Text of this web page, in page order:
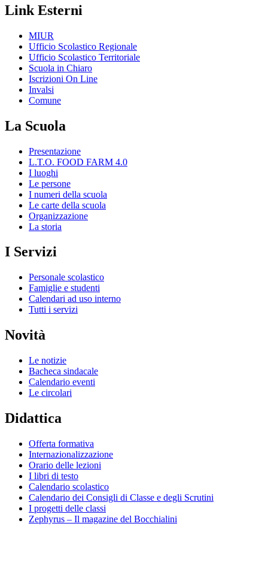
Link Esterni
MIUR
Ufficio Scolastico Regionale
Ufficio Scolastico Territoriale
Scuola in Chiaro
Iscrizioni On Line
Invalsi
Comune
La Scuola
Presentazione
L.T.O. FOOD FARM 4.0
I luoghi
Le persone
I numeri della scuola
Le carte della scuola
Organizzazione
La storia
I Servizi
Personale scolastico
Famiglie e studenti
Calendari ad uso interno
Tutti i servizi
Novità
Le notizie
Bacheca sindacale
Calendario eventi
Le circolari
Didattica
Offerta formativa
Internazionalizzazione
Orario delle lezioni
I libri di testo
Calendario scolastico
Calendario dei Consigli di Classe e degli Scrutini
I progetti delle classi
Zephyrus – Il magazine del Bocchialini